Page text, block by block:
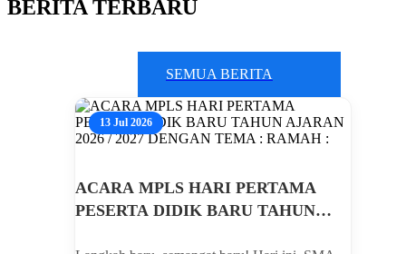
BERITA TERBARU
SEMUA BERITA
13 Jul 2026
ACARA MPLS HARI PERTAMA
PESERTA DIDIK BARU TAHUN